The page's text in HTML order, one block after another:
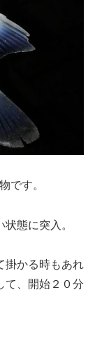
です。
態に突入。
掛かる時もあれ
て、開始２０分